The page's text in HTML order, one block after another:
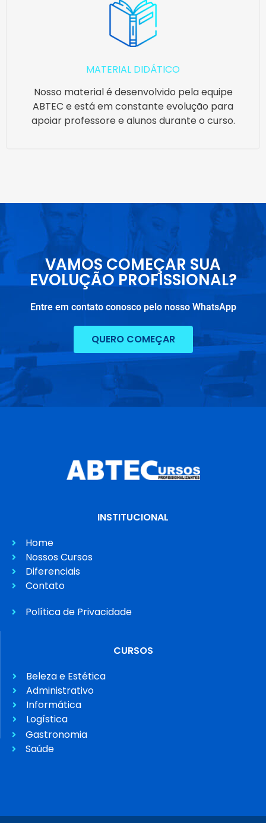
MATERIAL DIDÁTICO
Nosso material é desenvolvido pela equipe
ABTEC e está em constante evolução para
apoiar professore e alunos durante o curso.
VAMOS COMEÇAR SUA
EVOLUÇÃO PROFISSIONAL?
Entre em contato conosco pelo nosso WhatsApp
QUERO COMEÇAR
INSTITUCIONAL
Home
Nossos Cursos
Diferenciais
Contato
Política de Privacidade
CURSOS
Beleza e Estética
Administrativo
Informática
Logística
Gastronomia
Saúde